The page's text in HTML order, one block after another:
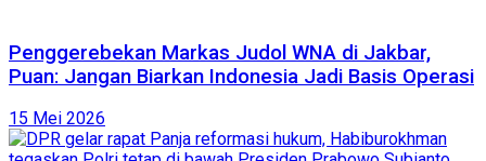
Penggerebekan Markas Judol WNA di Jakbar,
Puan: Jangan Biarkan Indonesia Jadi Basis Operasi
15 Mei 2026